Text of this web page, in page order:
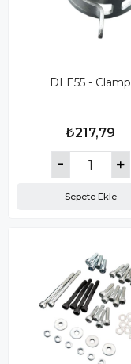
DLE55 - Clamp
₺217,79
Sepete Ekle